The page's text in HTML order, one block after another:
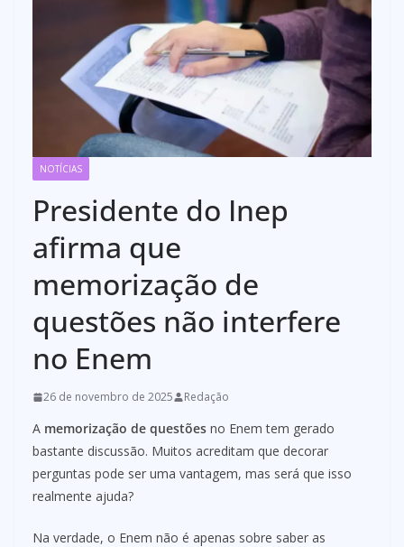
NOTÍCIAS
Presidente do Inep
afirma que
memorização de
questões não interfere
no Enem
26 de novembro de 2025 Redação
A memorização de questões no Enem tem gerado
bastante discussão. Muitos acreditam que decorar
perguntas pode ser uma vantagem, mas será que isso
realmente ajuda?
Na verdade, o Enem não é apenas sobre saber as